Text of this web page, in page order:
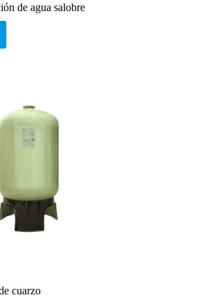
de agua salobre
cuarzo